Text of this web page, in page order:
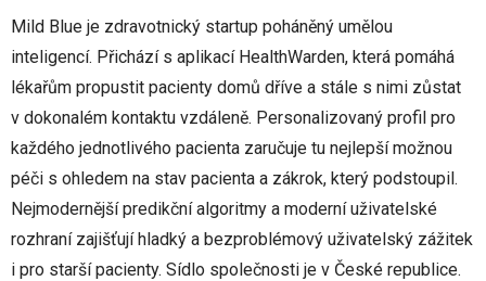
Mild Blue je zdravotnický startup poháněný umělou
inteligencí. Přichází s aplikací HealthWarden, která pomáhá
lékařům propustit pacienty domů dříve a stále s nimi zůstat
v dokonalém kontaktu vzdáleně. Personalizovaný profil pro
každého jednotlivého pacienta zaručuje tu nejlepší možnou
péči s ohledem na stav pacienta a zákrok, který podstoupil.
Nejmodernější predikční algoritmy a moderní uživatelské
rozhraní zajišťují hladký a bezproblémový uživatelský zážitek
i pro starší pacienty. Sídlo společnosti je v České republice.